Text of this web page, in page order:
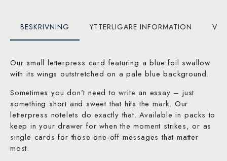
BESKRIVNING YTTERLIGARE INFORMATION
Our small letterpress card featuring a blue foil swallow
with its wings outstretched on a pale blue background.
Sometimes you don’t need to write an essay – just
something short and sweet that hits the mark. Our
letterpress notelets do exactly that. Available in packs to
keep in your drawer for when the moment strikes, or as
single cards for those one-off messages that matter
most.